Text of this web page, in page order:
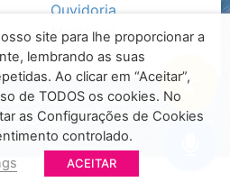
Ouvidoria
Municipal
- Prefeitura de Olinda /
atualizado pela Secretaria de
site para lhe proporcionar a
lembrando as suas
Ao clicar em “Aceitar”,
de TODOS os cookies. No
as Configurações de Cookies
controlado.
ACEITAR